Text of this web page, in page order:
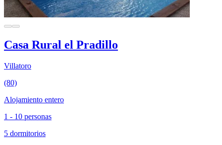
Casa Rural el Pradillo
Villatoro
(80)
Alojamiento entero
1 - 10 personas
5 dormitorios